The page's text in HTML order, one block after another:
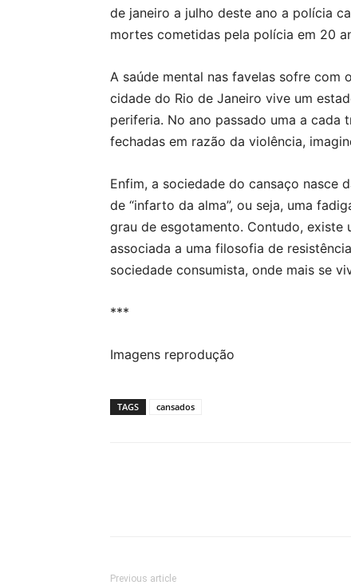
de janeiro a julho deste ano a polícia
mortes cometidas pela polícia em 20
A saúde mental nas favelas sofre com
cidade do Rio de Janeiro vive um
periferia. No ano passado uma a cada
fechadas em razão da violência,
Enfim, a sociedade do cansaço nasce
de “infarto da alma”, ou seja, uma
grau de esgotamento. Contudo, existe
associada a uma filosofia de
sociedade consumista, onde mais se
***
Imagens reprodução
TAGS cansados
Previous article